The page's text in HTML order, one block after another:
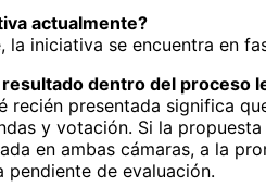
actualmente?
la iniciativa se encuentra en
dentro del proceso
recién presentada significa
y votación. Si la
en ambas cámaras, a la
pendiente de evaluación.